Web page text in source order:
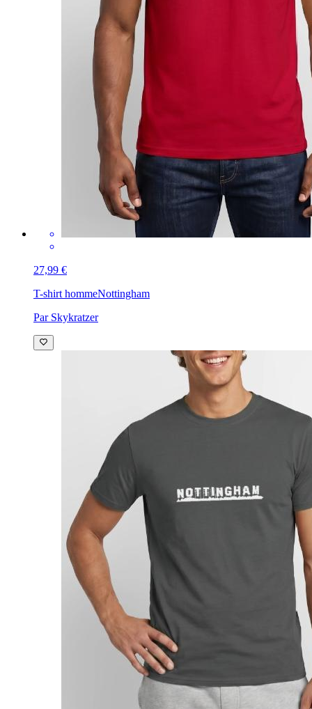
27,99 €
T-shirt hommeNottingham
Par Skykratzer